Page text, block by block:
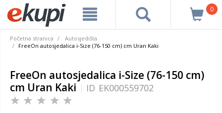
0
Početna stranica
Autosjedišta
FreeOn autosjedalica i-Size (76-150 cm) cm Uran Kaki
FreeOn autosjedalica i-Size (76-150 cm)
cm Uran Kaki
ID EK000559702